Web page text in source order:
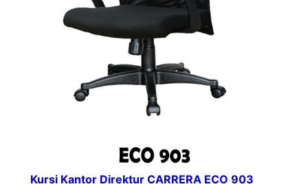
Kursi Kantor Direktur CARRERA ECO 903